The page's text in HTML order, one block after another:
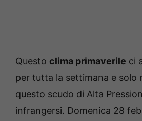
Questo clima primaverile ci
per tutta la settimana e solo
questo scudo di Alta
infrangersi. Domenica 28